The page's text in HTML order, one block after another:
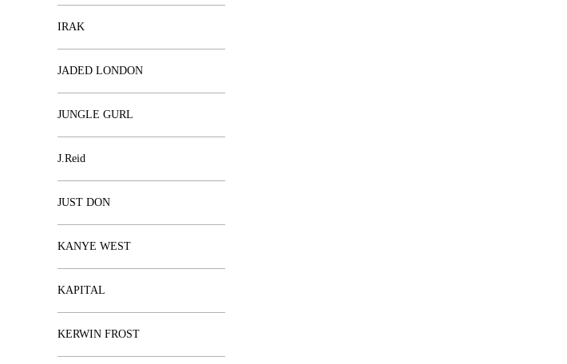
IRAK
JADED LONDON
JUNGLE GURL
J.Reid
JUST DON
KANYE WEST
KAPITAL
KERWIN FROST